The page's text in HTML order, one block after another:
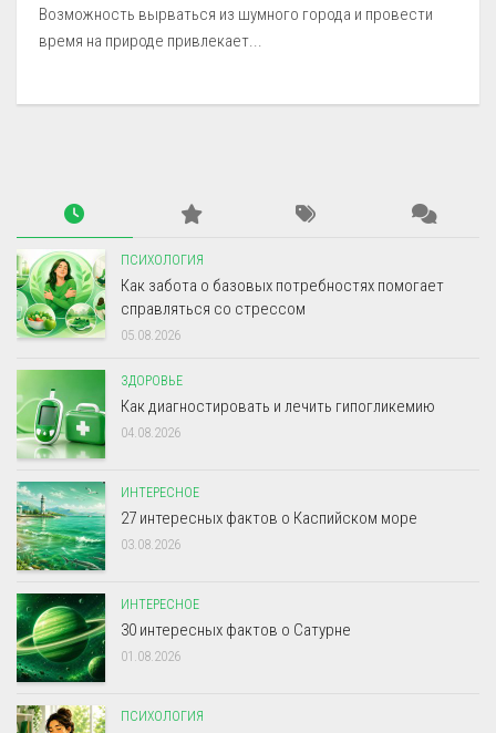
Возможность вырваться из шумного города и провести
время на природе привлекает...
ПСИХОЛОГИЯ
Как забота о базовых потребностях помогает
справляться со стрессом
05.08.2026
ЗДОРОВЬЕ
Как диагностировать и лечить гипогликемию
04.08.2026
ИНТЕРЕСНОЕ
27 интересных фактов о Каспийском море
03.08.2026
ИНТЕРЕСНОЕ
30 интересных фактов о Сатурне
01.08.2026
ПСИХОЛОГИЯ